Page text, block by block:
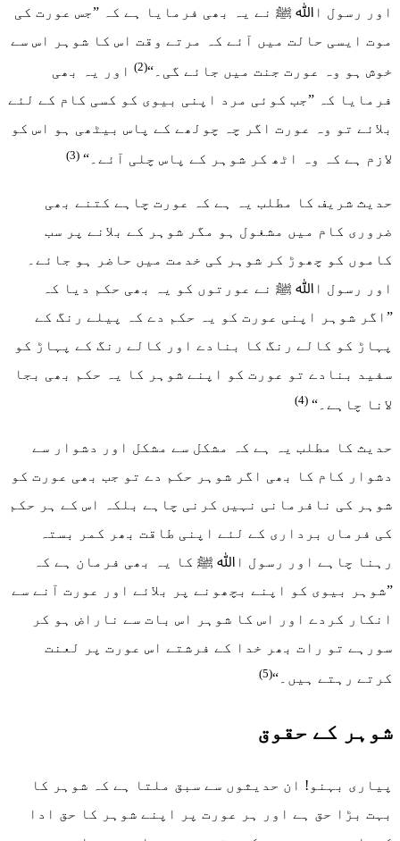
اور رسول اﷲ ﷺ نے یہ بھی فرمایا ہے کہ ”جس عورت کی
موت ایسی حالت میں آئے کہ مرتے وقت اس کا شوہر اس سے
خوش ہو وہ عورت جنت میں جائے گی۔“(2)
اور یہ بھی
فرمایا کہ ”جب کوئی مرد اپنی بیوی کو کسی کام کے لئے
بلائے تو وہ عورت اگر چہ چولھے کے پاس بیٹھی ہو اس کو
لازم ہے کہ وہ اٹھ کر شوہر کے پاس چلی آئے۔“ (3)
حدیث شریف کا مطلب یہ ہے کہ عورت چاہے کتنے بھی
ضروری کام میں مشغول ہو مگر شوہر کے بلانے پر سب
کاموں کو چھوڑ کر شوہر کی خدمت میں حاضر ہو جائے۔
اور رسول اﷲ ﷺ نے عورتوں کو یہ بھی حکم دیا کہ
”اگر شوہر اپنی عورت کو یہ حکم دے کہ پیلے رنگ کے
پہاڑ کو کالے رنگ کا بنادے اور کالے رنگ کے پہاڑ کو
سفید بنادے تو عورت کو اپنے شوہر کا یہ حکم بھی بجا
لانا چاہے۔“ (4)
حدیث کا مطلب یہ ہے کہ مشکل سے مشکل اور دشوار سے
دشوار کام کا بھی اگر شوہر حکم دے تو جب بھی عورت کو
شوہر کی نافرمانی نہیں کرنی چاہے بلکہ اس کے ہر حکم
کی فرماں برداری کے لئے اپنی طاقت بھر کمر بستہ
رہنا چاہے اور رسول اﷲ ﷺ کا یہ بھی فرمان ہے کہ
”شوہر بیوی کو اپنے بچھونے پر بلائے اور عورت آنے سے
انکار کردے اور اس کا شوہر اس بات سے ناراض ہو کر
سورہے تو رات بھر خدا کے فرشتے اس عورت پر لعنت
کرتے رہتے ہیں۔“(5)
شوہر کے حقوق
پیاری بہنو! ان حدیثوں سے سبق ملتا ہے کہ شوہر کا
بہت بڑا حق ہے اور ہر عورت پر اپنے شوہر کا حق ادا